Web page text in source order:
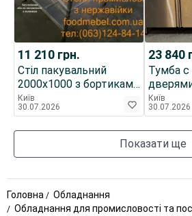
11 210 грн.
Стіл пакувальний
2000х1000 з бортиками
без полички з
нержавіючої сталі
Київ
30.07.2026
23 840
Тумба
Київ
30.07.2026
Показати ще
Головна
Обладнання
Обладнання для промисловості та